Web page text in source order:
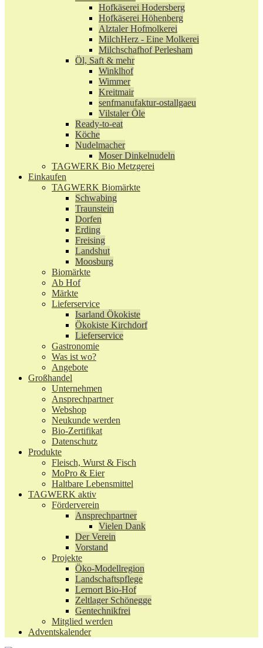
Hofkäserei Hodersberg
Hofkäserei Höhenberg
Alztaler Hofmolkerei
MilchHerz - Eine Molkerei
Milchschafhof Perlesham
Öl, Saft & mehr
Winklhof
Wimmer
Kreitmair
senfmanufaktur-ostallgaeu
Vilstaler Öle
Ready-to-eat
Köche
Nudelmacher
Moser Dinkelnudeln
TAGWERK Bio Metzgerei
Einkaufen
TAGWERK Biomärkte
Schwabing
Traunstein
Dorfen
Erding
Freising
Landshut
Moosburg
Biomärkte
Ab Hof
Märkte
Lieferservice
Isarland Ökokiste
Ökokiste Kirchdorf
Lieferservice
Gastronomie
Was ist wo?
Angebote
Großhandel
Unternehmen
Ansprechpartner
Webshop
Neukunde werden
Bio-Zertifikat
Datenschutz
Produkte
Fleisch, Wurst & Fisch
MoPro & Eier
Haltbare Lebensmittel
TAGWERK aktiv
Förderverein
Ansprechpartner
Vielen Dank
Der Verein
Vorstand
Projekte
Öko-Modellregion
Landschaftspflege
Lernort Bio-Hof
Zeltlager Schönegge
Gentechnikfrei
Mitglied werden
Adventskalender